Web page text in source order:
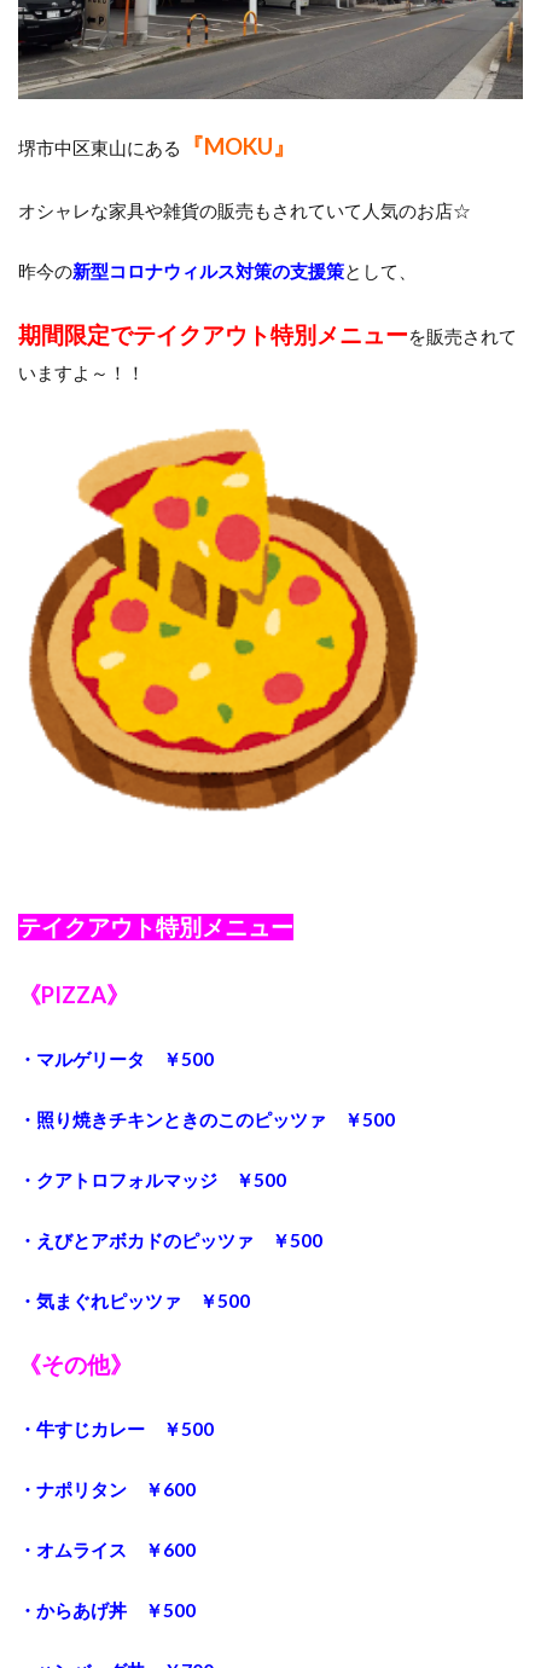
堺市中区東山にある 『MOKU』
オシャレな家具や雑貨の販売もされていて人気のお店☆
昨今の新型コロナウィルス対策の支援策として、
期間限定でテイクアウト特別メニューを販売されて
いますよ～！！
テイクアウト特別メニュー
《PIZZA》
・マルゲリータ ￥500
・照り焼きチキンときのこのピッツァ ￥500
・クアトロフォルマッジ ￥500
・えびとアボカドのピッツァ ￥500
・気まぐれピッツァ ￥500
《その他》
・牛すじカレー ￥500
・ナポリタン ￥600
・オムライス ￥600
・からあげ丼 ￥500